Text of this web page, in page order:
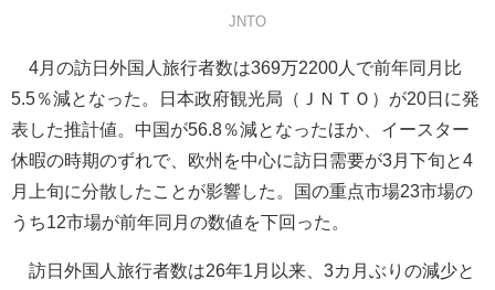
JNTO
4月の訪日外国人旅行者数は369万2200人で前年同月比
5.5％減となった。日本政府観光局（ＪＮＴＯ）が20日に発
表した推計値。中国が56.8％減となったほか、イースター
休暇の時期のずれで、欧州を中心に訪日需要が3月下旬と4
月上旬に分散したことが影響した。国の重点市場23市場の
うち12市場が前年同月の数値を下回った。
訪日外国人旅行者数は26年1月以来、3カ月ぶりの減少と